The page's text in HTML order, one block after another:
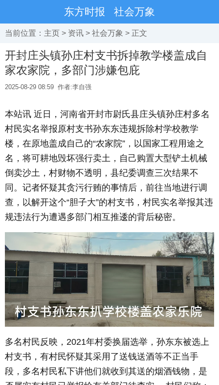
东方时报 社会万象
当前位置： 主页 > 资讯 > 社会万象 > 正文
开封庄头镇孙庄村支书拆掉教学楼盖成自
家农家院，多部门涉嫌包庇
2025-08-29 08:59 作者:李自强
本站讯 近日，河南省开封市尉氏县庄头镇孙庄村多名
村民实名举报原村支书孙东东违规拆除村学校教学
楼，在原地盖成自己的“农家院”，以国家工程用途之
名，将可耕地毁坏强行卖土，自己购置大型铲土机械
倒卖沙土，村财物不透明，县纪委调查三次结果不
同。记者怀疑其贪污行贿的事情后，前往当地进行调
查，以解开这个“胆子大”的村支书，村民实名举报其违
规违法行为遭遇多部门相互推逶的背后秘密。
多名村民反映，2021年村委换届选举，孙东东被选上
村支书，有村民怀疑其采用了送钱送酒等不正当手
段，多名村民私下讲他们就收到其送的烟酒钱物，是